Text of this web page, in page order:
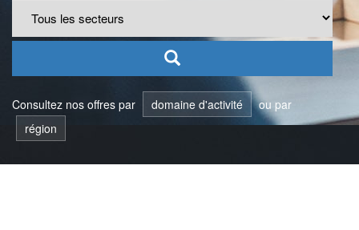
Consultez nos offres par domaine d'activité
ou par
région